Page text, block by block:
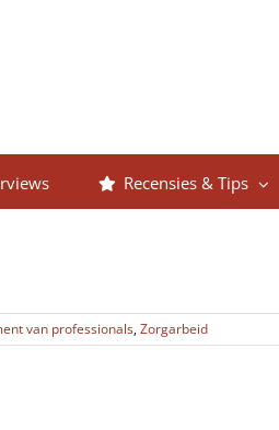
Recensies & Tips
van professionals,Zorgarbeid